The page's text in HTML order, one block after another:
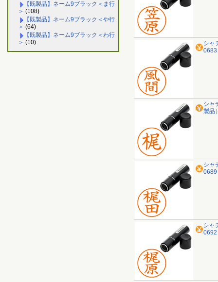
【既製品】ネーム9ブラック＜ま行
＞ (108)
【既製品】ネーム9ブラック＜や行
＞ (64)
【既製品】ネーム9ブラック＜わ行
＞ (10)
シャ
0683
シャ
製品
シャ
0689
シャ
0692